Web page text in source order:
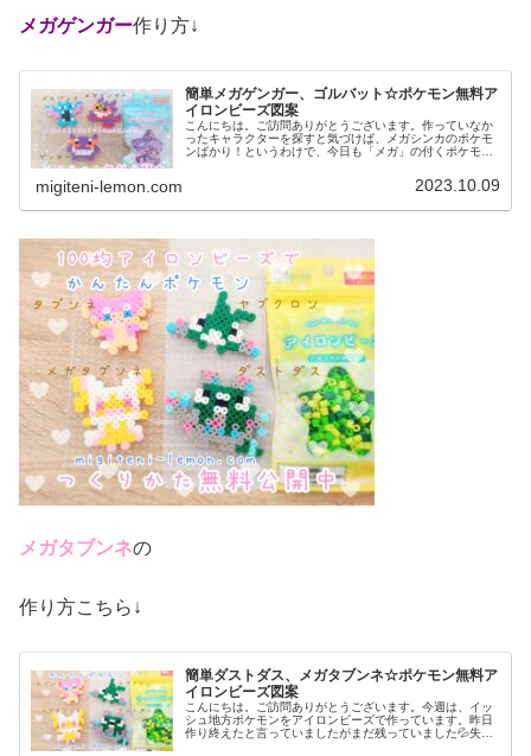
メガゲンガー作り方↓
簡単メガゲンガー、ゴルバット☆ポケモン無料ア
イロンビーズ図案
こんにちは。ご訪問ありがとうございます。作っていなか
ったキャラクターを探すと気づけば、メガシンカのポケモ
ンばかり！というわけで、今日も「メガ」の付くポケモン
migiteni-lemon.com 2023.10.09
メガタブンネの
作り方こちら↓
簡単ダストダス、メガタブンネ☆ポケモン無料ア
イロンビーズ図案
こんにちは。ご訪問ありがとうございます。今週は、イッ
シュ地方ポケモンをアイロンビーズで作っています。昨日
作り終えたと言っていましたがまだ残っていました💦失礼